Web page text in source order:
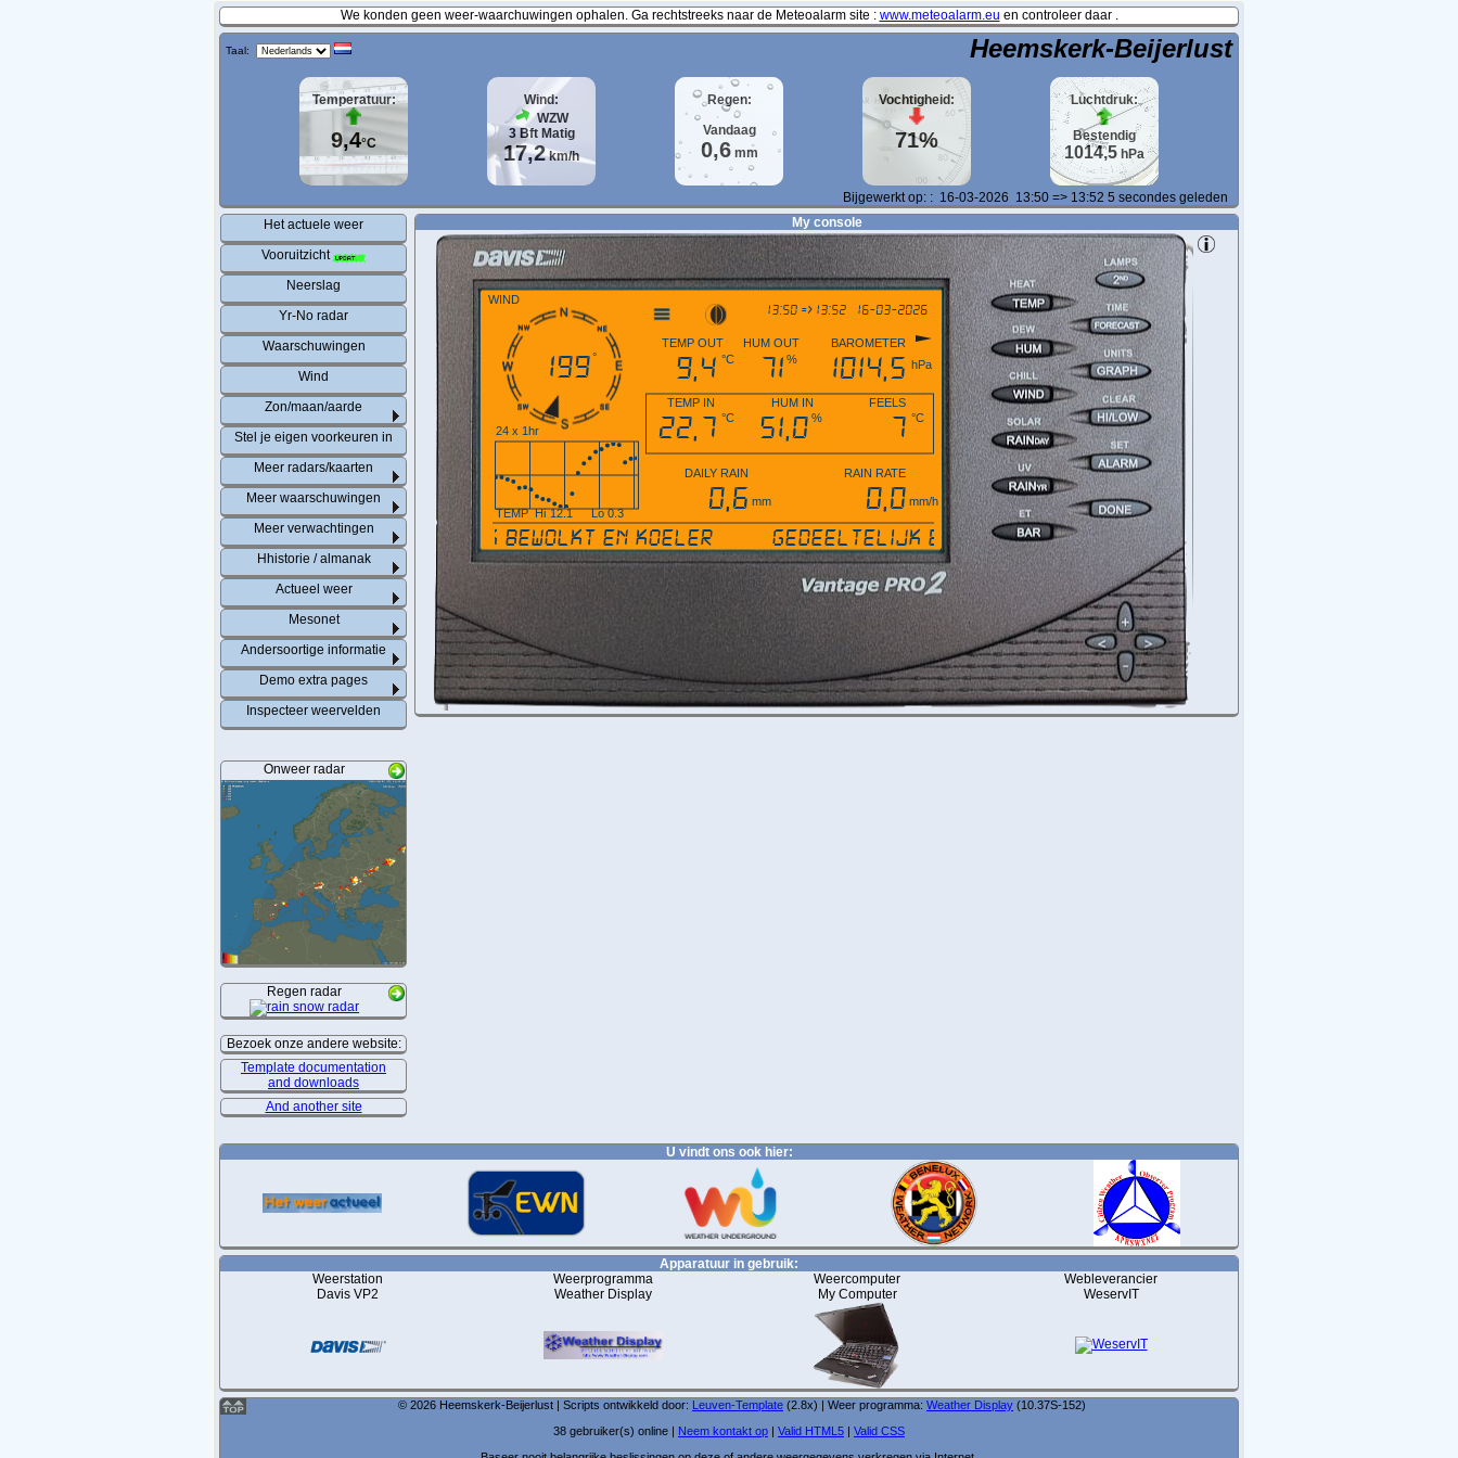
We konden geen weer-waarchuwingen ophalen. Ga rechtstreeks naar de Meteoalarm site : www.meteoalarm.eu en controleer daar .
Taal: Heemskerk-Beijerlust
Temperatuur:
9,4°C
Wind:
WZW
3Bft Matig
17,2km/h
Regen:
Vandaag
0,6mm
Vochtigheid:
71%
Luchtdruk:
Bestendig
1014,5 hPa
Bijgewerkt op: : 16-03-2026 13:50 => 13:52 5 secondes geleden
Het actuele weer
Vooruitzicht
Neerslag
Yr-No radar
Waarschuwingen
Wind
Zon/maan/aarde
Stel je eigen voorkeuren in
Meer radars/kaarten
Meer waarschuwingen
Meer verwachtingen
Hhistorie / almanak
Actueel weer
Mesonet
Andersoortige informatie
Demo extra pages
Inspecteer weervelden
Onweer radar
Regen radar
Bezoek onze andere website:
Template documentation
and downloads
And another site
My console
13:50 => 13:52 16-03-2026
WIND
17,2
TEMP OUT
9,4 °C
HUM OUT
71 %
BAROMETER
1014,5 hPa
TEMP IN
22,7 °C
HUM IN
51,0 %
FEELS
7 °C
DAILY RAIN
0,6 mm
RAIN RATE
0,0 mm/h
Gedeeltelijk bewolkt en koeler Gedeeltelijk bewolkt en koeler
24 x 1hr
TEMP Hi 12.1 Lo 0.3
U vindt ons ook hier:
Apparatuur in gebruik:
Weerstation
Davis VP2
Weerprogramma
Weather Display
Weercomputer
My Computer
Webleverancier
WeservIT
© 2026 Heemskerk-Beijerlust | Scripts ontwikkeld door: Leuven-Template (2.8x) | Weer programma: Weather Display (10.37S-152)
38 gebruiker(s) online | Neem kontakt op | Valid HTML5 | Valid CSS